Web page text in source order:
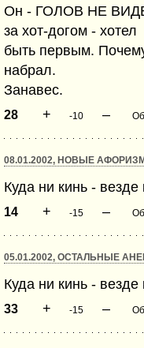
Он - ГОЛОВ НЕ
за хот-догом - хотел
быть первым.
набрал.
Занавес.
28 + -10 –
08.01.2002, НОВЫЕ
Куда ни кинь -
14 + -15 –
05.01.2002, ОСТАЛЬНЫЕ
Куда ни кинь -
33 + -15 –